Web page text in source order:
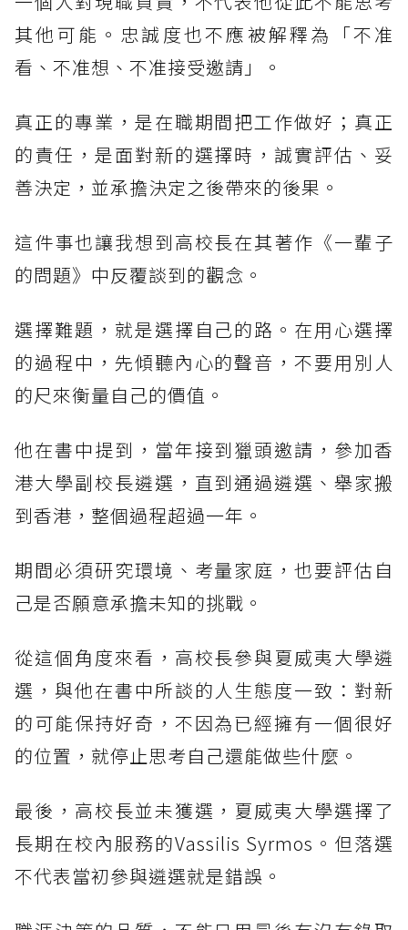
其他可能。忠誠度也不應被解釋為「不准
看、不准想、不准接受邀請」。
真正的專業，是在職期間把工作做好；真正
的責任，是面對新的選擇時，誠實評估、妥
善決定，並承擔決定之後帶來的後果。
這件事也讓我想到高校長在其著作《一輩子
的問題》中反覆談到的觀念。
選擇難題，就是選擇自己的路。在用心選擇
的過程中，先傾聽內心的聲音，不要用別人
的尺來衡量自己的價值。
他在書中提到，當年接到獵頭邀請，參加香
港大學副校長遴選，直到通過遴選、舉家搬
到香港，整個過程超過一年。
期間必須研究環境、考量家庭，也要評估自
己是否願意承擔未知的挑戰。
從這個角度來看，高校長參與夏威夷大學遴
選，與他在書中所談的人生態度一致：對新
的可能保持好奇，不因為已經擁有一個很好
的位置，就停止思考自己還能做些什麼。
最後，高校長並未獲選，夏威夷大學選擇了
長期在校內服務的Vassilis Syrmos。但落選
不代表當初參與遴選就是錯誤。